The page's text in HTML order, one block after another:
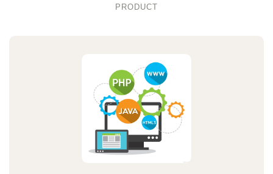
PRODUCT